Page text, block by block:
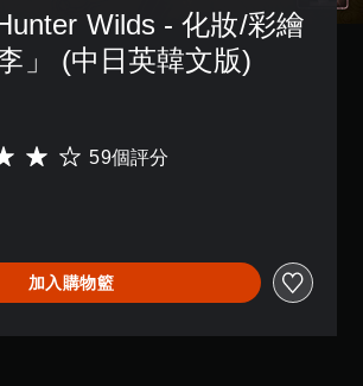
Wilds - 化妝/彩繪
」 (中日英韓文版)
59個評分
加入購物籃